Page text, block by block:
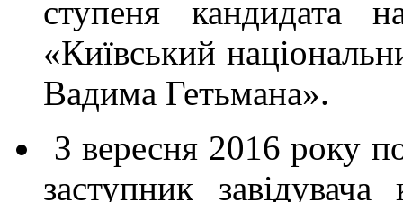
ступеня кандидата
«Київський
Вадима Гетьмана».
З вересня 2016 року
заступник завідувача